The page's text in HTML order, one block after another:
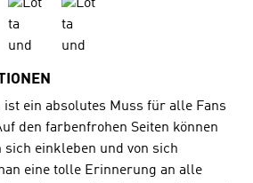
ist ein absolutes Muss für alle Fans
den farbenfrohen Seiten können
sich einkleben und von sich
eine tolle Erinnerung an alle